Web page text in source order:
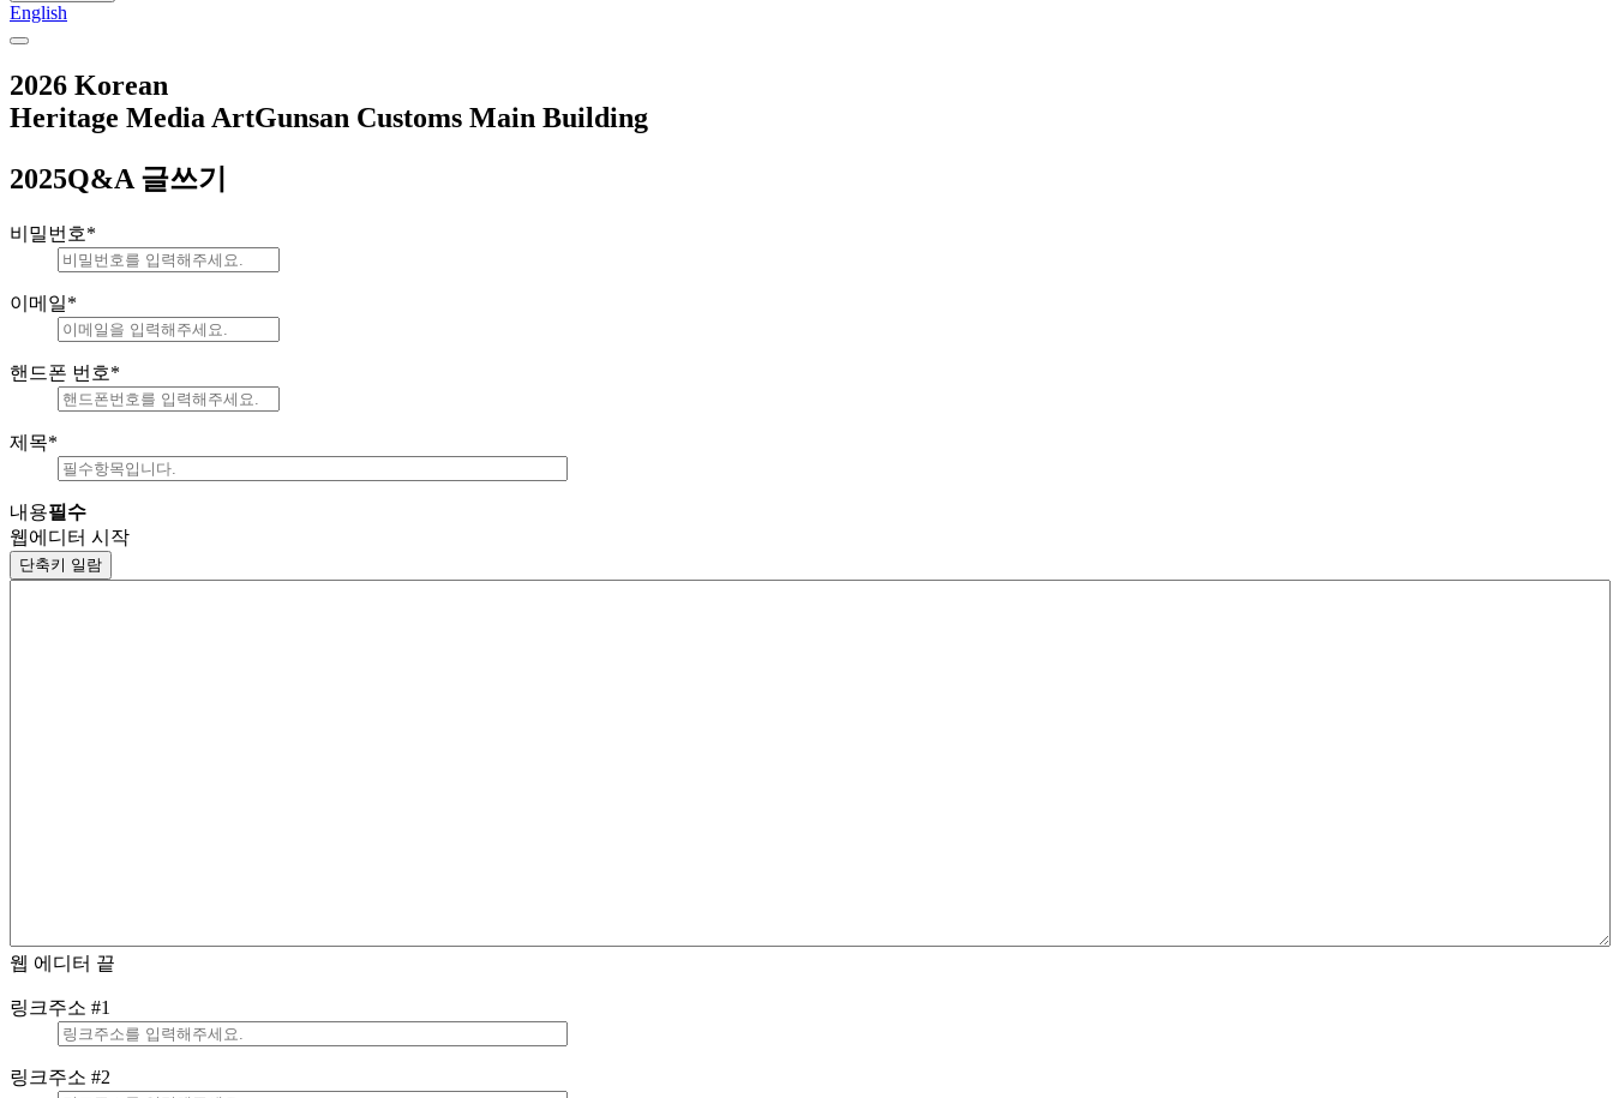
English
2026 Korean
Heritage Media ArtGunsan Customs Main Building
2025Q&A 글쓰기
비밀번호*
이메일*
핸드폰 번호*
제목*
내용필수
웹에디터 시작
단축키 일람
웹 에디터 끝
링크주소 #1
링크주소 #2